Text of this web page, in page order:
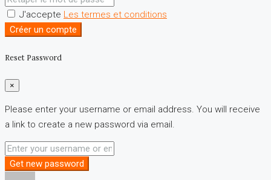
J'accepte Les termes et conditions
Créer un compte
Reset Password
×
Please enter your username or email address. You will receive
a link to create a new password via email.
Get new password